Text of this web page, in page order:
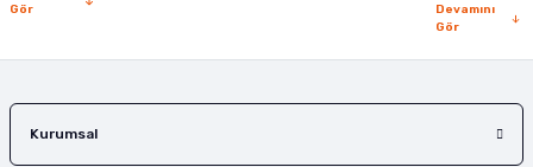
Gör
Devamını
Gör
Kurumsal